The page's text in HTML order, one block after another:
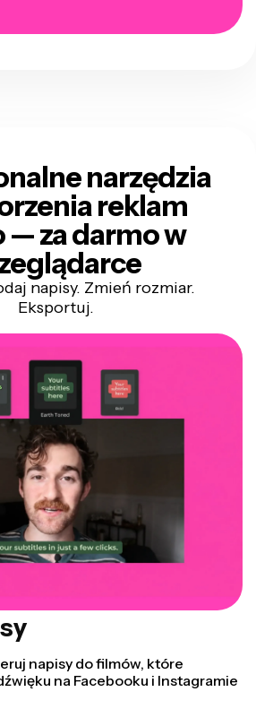
narzędzia
reklam
— za darmo w
napisy. Zmień rozmiar.
Eksportuj.
napisy do filmów, które
na Facebooku i Instagramie